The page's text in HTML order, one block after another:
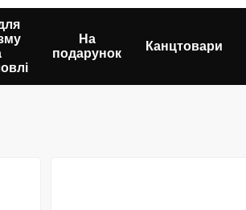
На
подарунок
Канцтовари